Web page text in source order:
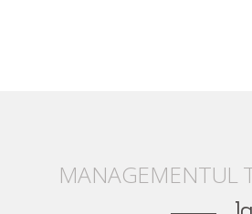
MANAGEMENTUL